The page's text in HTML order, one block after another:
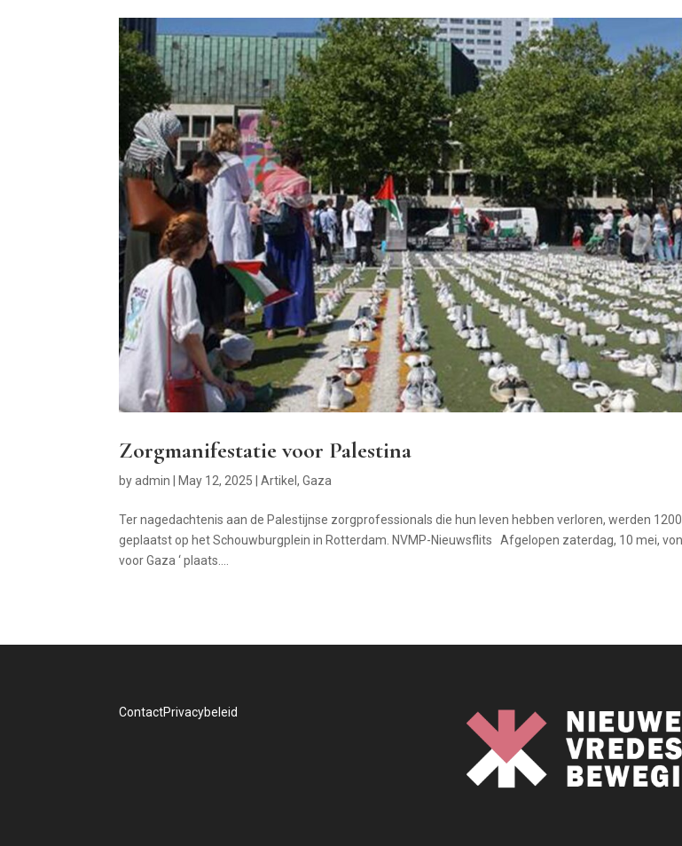
Zorgmanifestatie voor Palestina
byadmin May 12, 2025 |Artikel,Gaza
Ter nagedachtenis aan de Palestijnse zorgprofessionals die hun leven hebben verloren, werden
geplaatst op het Schouwburgplein in Rotterdam. NVMP-Nieuwsflits Afgelopen zaterdag, 10 mei,
voor Gaza ‘ plaats....
ContactPrivacybeleid